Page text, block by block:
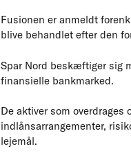
Fusionen er anmeldt
blive behandlet efter den
Spar Nord beskæftiger sig
finansielle bankmarked.
De aktiver som
indlånsarrangementer,
lejemål.